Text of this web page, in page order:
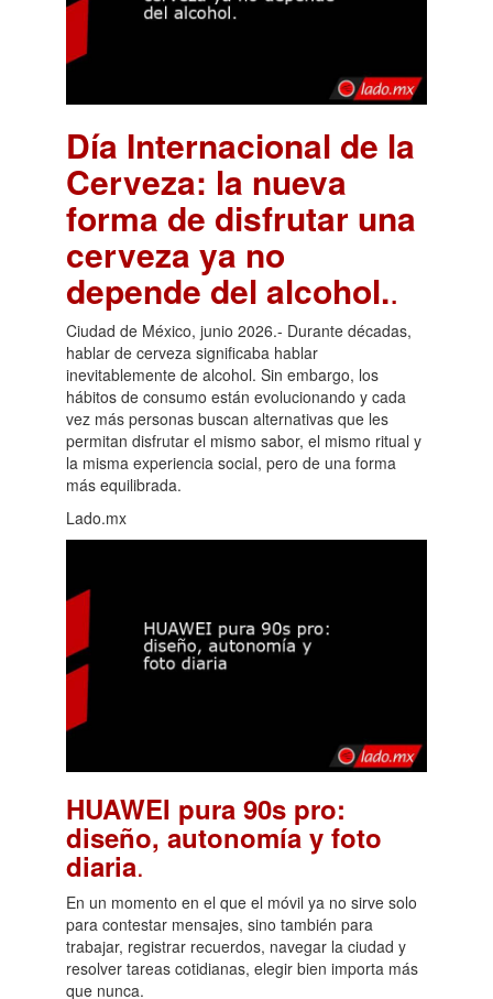
Día Internacional de la
Cerveza: la nueva
forma de disfrutar una
cerveza ya no
depende del alcohol..
Ciudad de México, junio 2026.- Durante décadas,
hablar de cerveza significaba hablar
inevitablemente de alcohol. Sin embargo, los
hábitos de consumo están evolucionando y cada
vez más personas buscan alternativas que les
permitan disfrutar el mismo sabor, el mismo ritual y
la misma experiencia social, pero de una forma
más equilibrada.
Lado.mx
HUAWEI pura 90s pro:
diseño, autonomía y foto
diaria.
En un momento en el que el móvil ya no sirve solo
para contestar mensajes, sino también para
trabajar, registrar recuerdos, navegar la ciudad y
resolver tareas cotidianas, elegir bien importa más
que nunca.